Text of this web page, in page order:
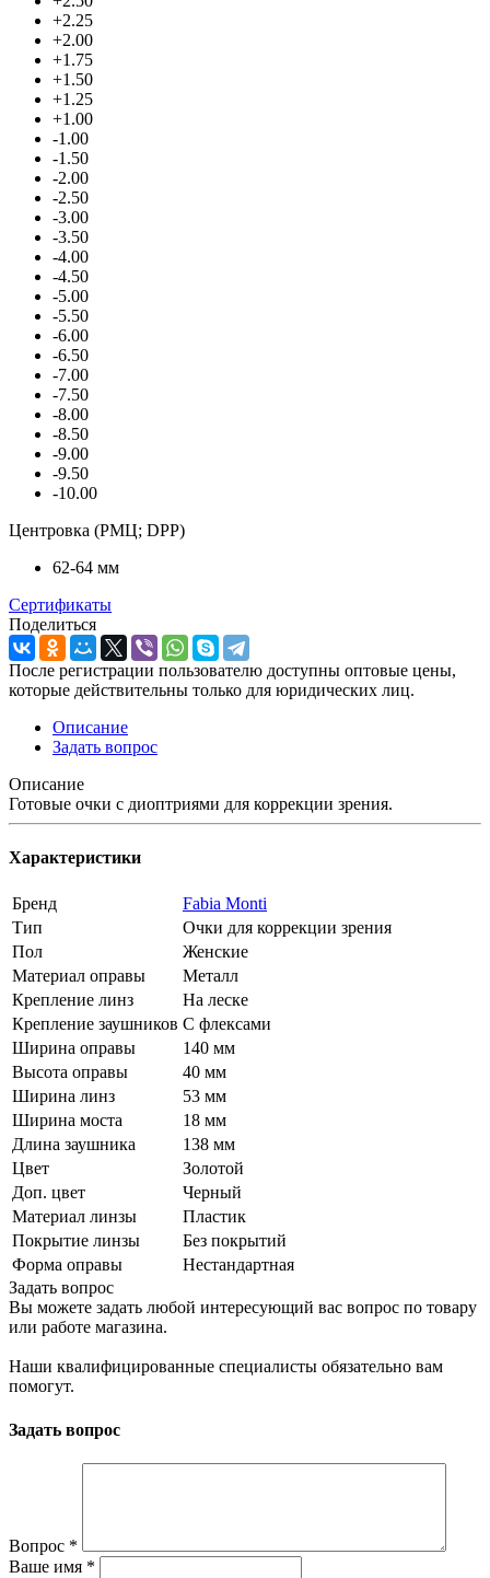
+2.25
+2.00
+1.75
+1.50
+1.25
+1.00
-1.00
-1.50
-2.00
-2.50
-3.00
-3.50
-4.00
-4.50
-5.00
-5.50
-6.00
-6.50
-7.00
-7.50
-8.00
-8.50
-9.00
-9.50
-10.00
Центровка (РМЦ; DPP)
62-64 мм
Сертификаты
Поделиться
После регистрации пользователю доступны оптовые цены,
которые действительны только для юридических лиц.
Описание
Задать вопрос
Описание
Готовые очки с диоптриями для коррекции зрения.
Характеристики
Бренд
Fabia Monti
Тип
Очки для коррекции зрения
Пол
Женские
Материал оправы
Металл
Крепление линз
На леске
Крепление заушников С флексами
Ширина оправы
140 мм
Высота оправы
40 мм
Ширина линз
53 мм
Ширина моста
18 мм
Длина заушника
138 мм
Цвет
Золотой
Доп. цвет
Черный
Материал линзы
Пластик
Покрытие линзы
Без покрытий
Форма оправы
Нестандартная
Задать вопрос
Вы можете задать любой интересующий вас вопрос по товару
или работе магазина.
Наши квалифицированные специалисты обязательно вам
помогут.
Задать вопрос
Вопрос *
Ваше имя *